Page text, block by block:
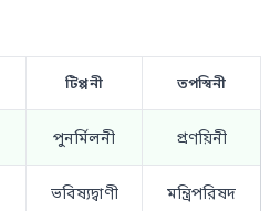
টিপ্পনী তপস্বিনী
পুনর্মিলনী প্রণয়িনী
ভবিষ্যদ্বাণী মন্ত্রিপরিষদ